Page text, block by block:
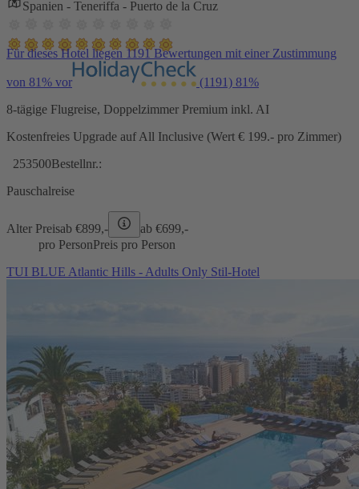
Spanien - Teneriffa - Puerto de la Cruz
Für dieses Hotel liegen 1191 Bewertungen mit einer Zustimmung
von 81% vor (1191) 81%
8-tägige Flugreise, Doppelzimmer Premium inkl. AI
Kostenfreies Upgrade auf All Inclusive (Wert € 199.- pro Zimmer)
253500Bestellnr.:
Pauschalreise
Alter Preisab €899,- ab €699,-
pro PersonPreis pro Person
TUI BLUE Atlantic Hills - Adults Only Stil-Hotel